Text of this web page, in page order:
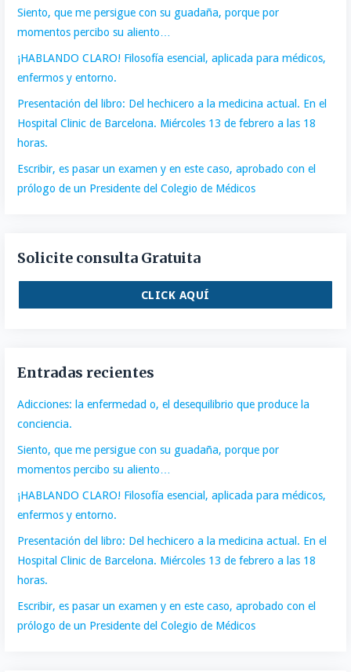
Siento, que me persigue con su guadaña, porque por
momentos percibo su aliento…
¡HABLANDO CLARO! Filosofía esencial, aplicada para médicos,
enfermos y entorno.
Presentación del libro: Del hechicero a la medicina actual. En el
Hospital Clinic de Barcelona. Miércoles 13 de febrero a las 18
horas.
Escribir, es pasar un examen y en este caso, aprobado con el
prólogo de un Presidente del Colegio de Médicos
Solicite consulta Gratuita
CLICK AQUÍ
Entradas recientes
Adicciones: la enfermedad o, el desequilibrio que produce la
conciencia.
Siento, que me persigue con su guadaña, porque por
momentos percibo su aliento…
¡HABLANDO CLARO! Filosofía esencial, aplicada para médicos,
enfermos y entorno.
Presentación del libro: Del hechicero a la medicina actual. En el
Hospital Clinic de Barcelona. Miércoles 13 de febrero a las 18
horas.
Escribir, es pasar un examen y en este caso, aprobado con el
prólogo de un Presidente del Colegio de Médicos